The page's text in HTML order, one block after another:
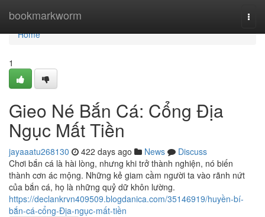
bookmarkworm
Home
Home
1
Gieo Né Bắn Cá: Cổng Địa
Ngục Mất Tiền
jayaaatu268130 422 days ago News
Discuss
Chơi bắn cá là hài lòng, nhưng khi trở thành nghiện, nó biến
thành cơn ác mộng. Những kẻ giam cầm người ta vào rãnh nứt
của bắn cá, họ là những quỷ dữ khôn lường.
https://declankrvn409509.blogdanica.com/35146919/huyền-bí-
bắn-cá-cổng-Địa-ngục-mất-tiền